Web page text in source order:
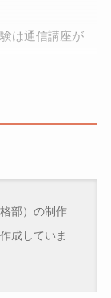
は通信講座が
部）の制作
成していま